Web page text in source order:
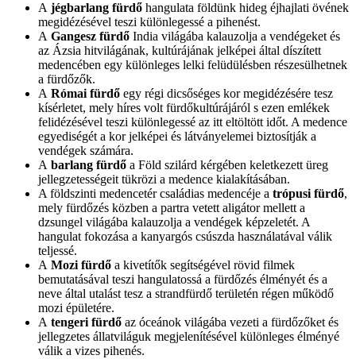
A jégbarlang fürdő hangulata földünk hideg éjhajlati övének
megidézésével teszi különlegessé a pihenést.
A Gangesz fürdő India világába kalauzolja a vendégeket és
az Ázsia hitvilágának, kultúrájának jelképei által díszített
medencében egy különleges lelki felüdülésben részesülhetnek
a fürdőzők.
A Római fürdő egy régi dicsőséges kor megidézésére tesz
kísérletet, mely híres volt fürdőkultúrájáról s ezen emlékek
felidézésével teszi különlegessé az itt eltöltött időt. A medence
egyediségét a kor jelképei és látványelemei biztosítják a
vendégek számára.
A barlang fürdő a Föld szilárd kérgében keletkezett üreg
jellegzetességeit tükrözi a medence kialakításában.
A földszinti medencetér családias medencéje a trópusi fürdő,
mely fürdőzés közben a partra vetett aligátor mellett a
dzsungel világába kalauzolja a vendégek képzeletét. A
hangulat fokozása a kanyargós csúszda használatával válik
teljessé.
A Mozi fürdő a kivetítők segítségével rövid filmek
bemutatásával teszi hangulatossá a fürdőzés élményét és a
neve által utalást tesz a strandfürdő területén régen működő
mozi épületére.
A tengeri fürdő az óceánok világába vezeti a fürdőzőket és
jellegzetes állatviláguk megjelenítésével különleges élményé
válik a vizes pihenés.